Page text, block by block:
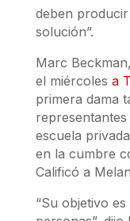
deben
solución”.
Marc
el miércoles a
primera dama
representantes
escuela
en la cumbre
Calificó a
“Su objetivo